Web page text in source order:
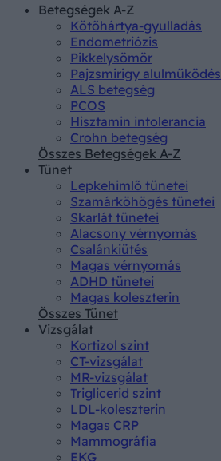
Betegségek A-Z
Kötőhártya-gyulladás
Endometriózis
Pikkelysömör
Pajzsmirigy alulműködés
ALS betegség
PCOS
Hisztamin intolerancia
Crohn betegség
Összes Betegségek A-Z
Tünet
Lepkehimlő tünetei
Szamárköhögés tünetei
Skarlát tünetei
Alacsony vérnyomás
Csalánkiütés
Magas vérnyomás
ADHD tünetei
Magas koleszterin
Összes Tünet
Vizsgálat
Kortizol szint
CT-vizsgálat
MR-vizsgálat
Triglicerid szint
LDL-koleszterin
Magas CRP
Mammográfia
EKG